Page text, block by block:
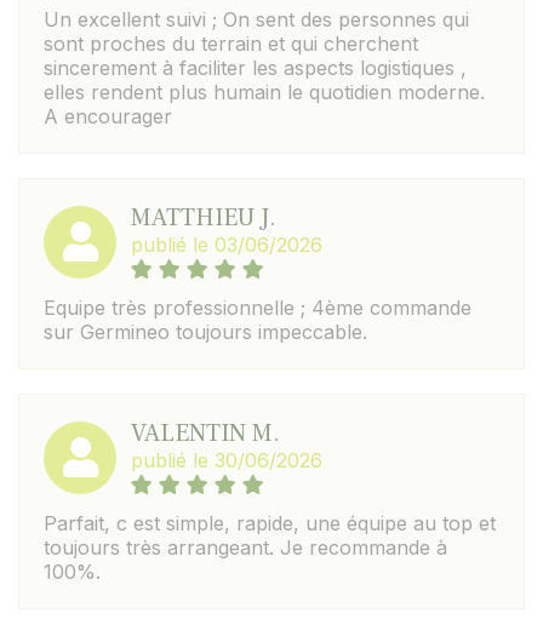
Un excellent suivi ; On sent des personnes qui
sont proches du terrain et qui cherchent
sincerement à faciliter les aspects logistiques ,
elles rendent plus humain le quotidien moderne.
A encourager
MATTHIEU J.
publié le 03/06/2026
Equipe très professionnelle ; 4ème commande
sur Germineo toujours impeccable.
VALENTIN M.
publié le 30/06/2026
Parfait, c est simple, rapide, une équipe au top et
toujours très arrangeant. Je recommande à
100%.